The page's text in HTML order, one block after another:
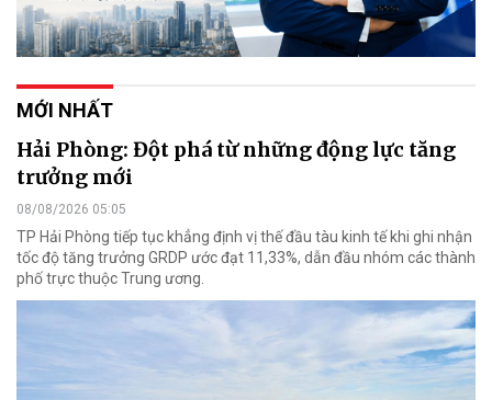
MỚI NHẤT
Hải Phòng: Đột phá từ những động lực tăng
trưởng mới
08/08/2026 05:05
TP Hải Phòng tiếp tục khẳng định vị thế đầu tàu kinh tế khi ghi nhận
tốc độ tăng trưởng GRDP ước đạt 11,33%, dẫn đầu nhóm các thành
phố trực thuộc Trung ương.